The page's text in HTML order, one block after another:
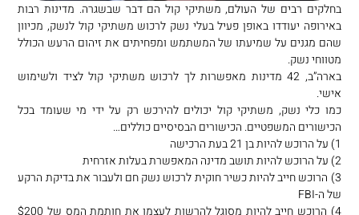
בחלקים רבים של העולם, משתיקי קול הם דבר שבשגרה. מדינות רבות
באירופה יעודדו באופן פעיל בעלי נשק לרכוש משתיקי קול לנשק, מכיוון
שהם מגנים על שמיעתו של המשתמש ומפחיתים את זיהום הרעש הכולל
מטווחי נשק.
בארה”ב, 42 מדינות מאפשרות לך לרכוש משתיקי קול לציד ולשימוש
אישי.
כמו כלי נשק, משתיקי קול יכולים להירכש רק על ידי מי שעומד בכל
הכישורים המשפטיים. הכישורים הבסיסיים כוללים…
1) על הרוכש להיות בן 21 בעת הרכישה
2) על הרוכש להיות תושב מדינה המאפשרת בעלות אזרחית
3) הרוכש חייב להיות כשיר חוקית לרכוש נשק חם ולעבור את בדיקת הרקע
של ה-FBI
4) הרוכש חייב להיות מסוגל להרשות לעצמו את חותמת המס של $200